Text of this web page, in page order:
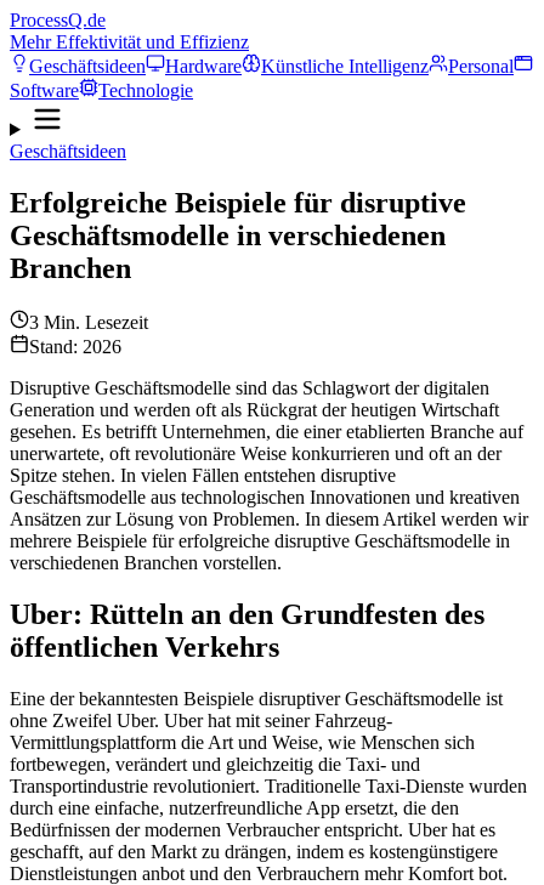
ProcessQ.de
Mehr Effektivität und Effizienz
Geschäftsideen
Hardware Künstliche Intelligenz
Personal
Software
Technologie
Geschäftsideen
Erfolgreiche Beispiele für disruptive
Geschäftsmodelle in verschiedenen
Branchen
3 Min. Lesezeit
Stand: 2026
Disruptive Geschäftsmodelle sind das Schlagwort der digitalen
Generation und werden oft als Rückgrat der heutigen Wirtschaft
gesehen. Es betrifft Unternehmen, die einer etablierten Branche auf
unerwartete, oft revolutionäre Weise konkurrieren und oft an der
Spitze stehen. In vielen Fällen entstehen disruptive
Geschäftsmodelle aus technologischen Innovationen und kreativen
Ansätzen zur Lösung von Problemen. In diesem Artikel werden wir
mehrere Beispiele für erfolgreiche disruptive Geschäftsmodelle in
verschiedenen Branchen vorstellen.
Uber: Rütteln an den Grundfesten des
öffentlichen Verkehrs
Eine der bekanntesten Beispiele disruptiver Geschäftsmodelle ist
ohne Zweifel Uber. Uber hat mit seiner Fahrzeug-
Vermittlungsplattform die Art und Weise, wie Menschen sich
fortbewegen, verändert und gleichzeitig die Taxi- und
Transportindustrie revolutioniert. Traditionelle Taxi-Dienste wurden
durch eine einfache, nutzerfreundliche App ersetzt, die den
Bedürfnissen der modernen Verbraucher entspricht. Uber hat es
geschafft, auf den Markt zu drängen, indem es kostengünstigere
Dienstleistungen anbot und den Verbrauchern mehr Komfort bot.